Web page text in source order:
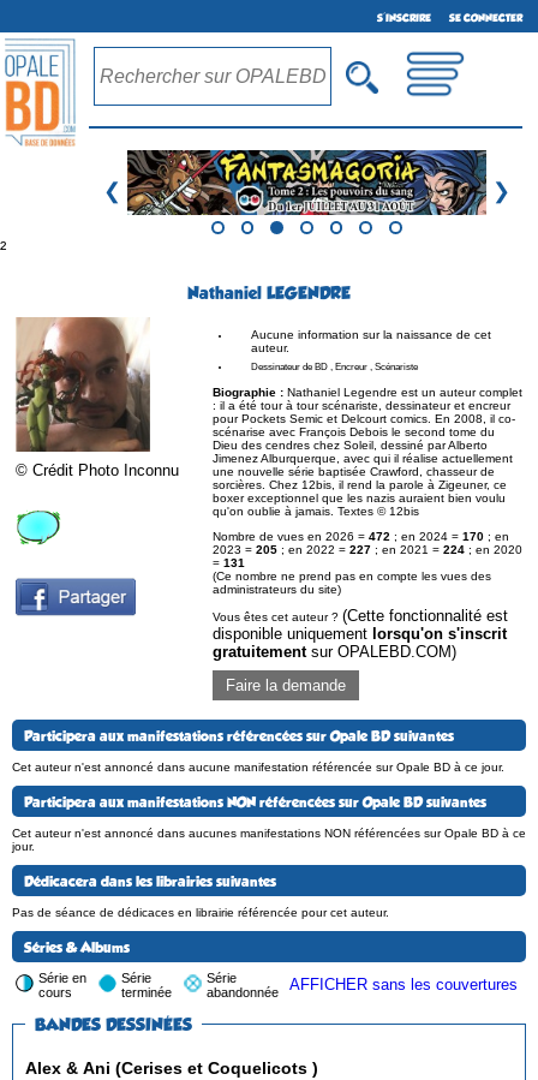
S'INSCRIRE SE CONNECTER
❮ ❯
²
Nathaniel LEGENDRE
© Crédit Photo Inconnu
Aucune information sur la naissance de cet
auteur.
Dessinateur de BD , Encreur , Scénariste
Biographie : Nathaniel Legendre est un auteur complet
: il a été tour à tour scénariste, dessinateur et encreur
pour Pockets Semic et Delcourt comics. En 2008, il co-
scénarise avec François Debois le second tome du
Dieu des cendres chez Soleil, dessiné par Alberto
Jimenez Alburquerque, avec qui il réalise actuellement
une nouvelle série baptisée Crawford, chasseur de
sorcières. Chez 12bis, il rend la parole à Zigeuner, ce
boxer exceptionnel que les nazis auraient bien voulu
qu'on oublie à jamais. Textes © 12bis
Nombre de vues en 2026 = 472 ; en 2024 = 170 ; en
2023 = 205 ; en 2022 = 227 ; en 2021 = 224 ; en 2020
= 131
(Ce nombre ne prend pas en compte les vues des
administrateurs du site)
Vous êtes cet auteur ? (Cette fonctionnalité est
disponible uniquement lorsqu'on s'inscrit
gratuitementsur OPALEBD.COM)
Faire la demande
Participera aux manifestations référencées sur Opale BD suivantes
Cet auteur n'est annoncé dans aucune manifestation référencée sur Opale BD à ce jour.
Participera aux manifestations NON référencées sur Opale BD suivantes
Cet auteur n'est annoncé dans aucunes manifestations NON référencées sur Opale BD à ce
jour.
Dédicacera dans les librairies suivantes
Pas de séance de dédicaces en librairie référencée pour cet auteur.
Séries & Albums
Série en
cours
Série
terminée
Série
abandonnée
AFFICHER sans les couvertures
BANDES DESSINÉES
Alex & Ani (Cerises et Coquelicots )